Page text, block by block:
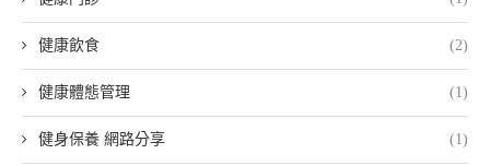
健康飲食 (2)
健康體態管理 (1)
健身保養 網路分享 (1)